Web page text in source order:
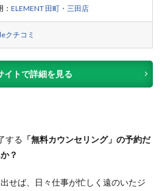
ELEMENT 田町・三田店
クチコミ
イトで詳細を見る
する 「無料カウンセリング」の予約だ
？
せば、日々仕事が忙しく遠のいたジ